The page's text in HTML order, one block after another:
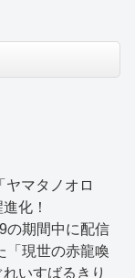
ヤマタノオロ
化！
の期間中に配信
「現世の赤龍喚
いすばるきり